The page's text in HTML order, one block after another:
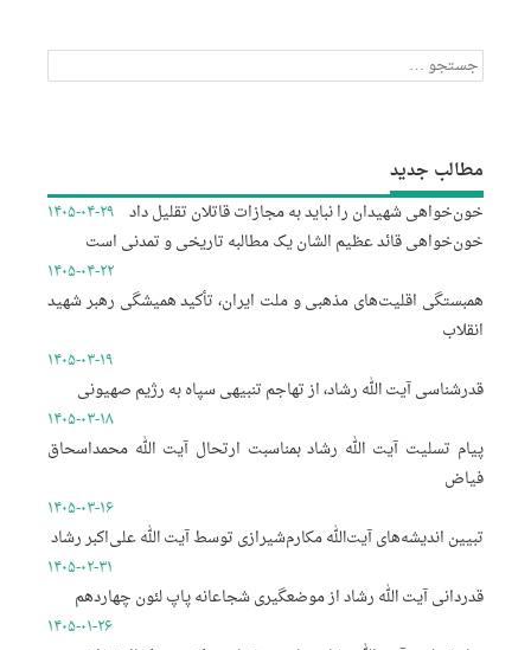
جستجو
برای:
مطالب جدید
خون‌خواهی شهیدان را نباید به مجازات قاتلان تقلیل داد ۱۴۰۵-۰۴-۲۹
خون‌خواهی قائد عظیم الشان یک مطالبه تاریخی و تمدنی است
۱۴۰۵-۰۴-۲۲
همبستگی اقلیت‌های مذهبی و ملت ایران، تأکید همیشگی رهبر شهید
انقلاب
۱۴۰۵-۰۳-۱۹
قدرشناسی آیت الله رشاد، از تهاجم تنبیهی سپاه به رژیم صهیونی
۱۴۰۵-۰۳-۱۸
پیام تسلیت آیت الله رشاد بمناسبت ارتحال آیت الله محمداسحاق
فیاض
۱۴۰۵-۰۳-۱۶
تبیین اندیشه‌های آیت‌الله مکارم‌شیرازی توسط آیت الله علی‌اکبر رشاد
۱۴۰۵-۰۲-۳۱
قدردانی آیت الله رشاد از موضعگیری شجاعانه پاپ لئون چهاردهم
۱۴۰۵-۰۱-۲۶